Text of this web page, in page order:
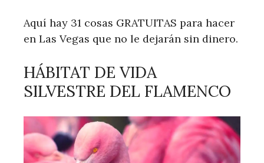
Aquí hay 31 cosas GRATUITAS para hacer
en Las Vegas que no le dejarán sin dinero.
HÁBITAT DE VIDA
SILVESTRE DEL FLAMENCO